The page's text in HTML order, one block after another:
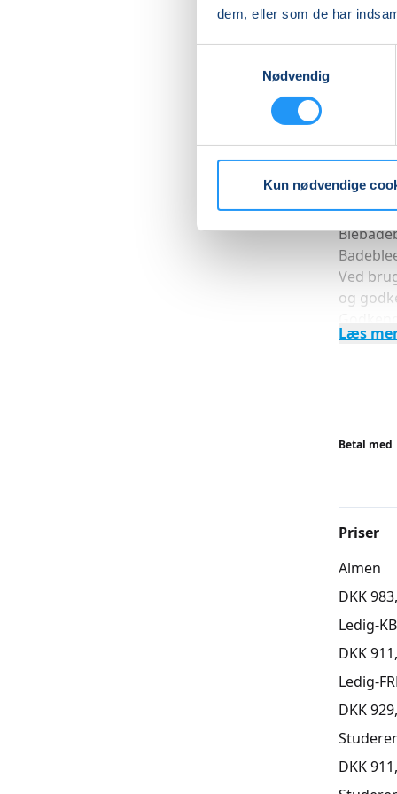
dem, eller som de har
Nødvendig
Kun nødvendige
Du får
lære at
Med
mht.
vigtigt,
Ved
og
Børn er
BEMÆRK
skal
Læs
Betal med
Priser
Almen
DKK
Ledig-
DKK
Ledig-
DKK
DKK